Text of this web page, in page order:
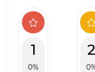
1
0%
2